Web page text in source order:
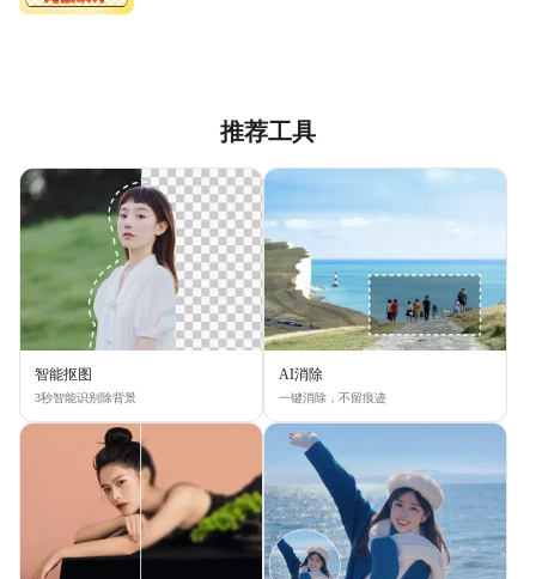
推荐工具
智能抠图
3秒智能识别除背景
AI消除
一键消除，不留痕迹